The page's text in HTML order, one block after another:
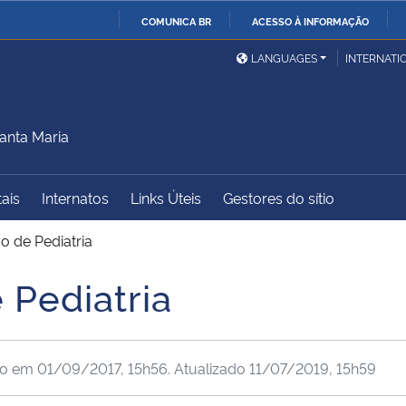
COMUNICA BR ACESSO À INFORMAÇÃO
Ministério da Defesa
Ministério das Relações
Exteriores
Ministério do
Desenvolvimento Regional
Controladoria-Geral da
Advocacia-Geral da União
LANGUAGES
Maria
Internatos Links Úteis Gestores do sítio
de Pediatria
Pediatria
em 01/09/2017, 15h56. Atualizado 11/07/2019, 15h59